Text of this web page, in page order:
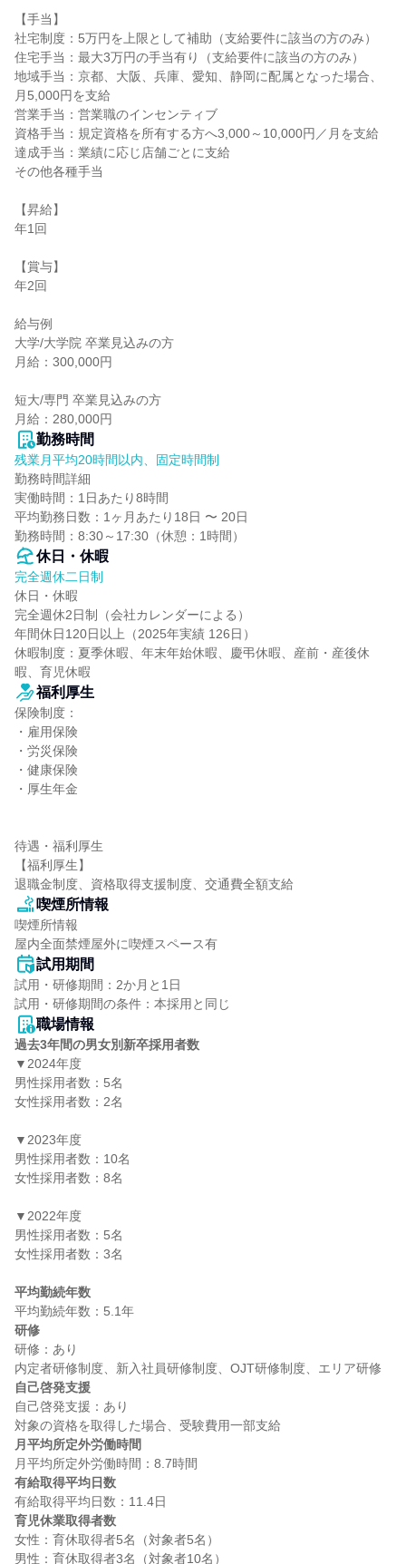
【手当】
社宅制度：5万円を上限として補助（支給要件に該当の方のみ）
住宅手当：最大3万円の手当有り（支給要件に該当の方のみ）
地域手当：京都、大阪、兵庫、愛知、静岡に配属となった場合、
月5,000円を支給
営業手当：営業職のインセンティブ
資格手当：規定資格を所有する方へ3,000～10,000円／月を支給
達成手当：業績に応じ店舗ごとに支給
その他各種手当
【昇給】
年1回
【賞与】
年2回
給与例
大学/大学院 卒業見込みの方
月給：300,000円
短大/専門 卒業見込みの方
月給：280,000円
勤務時間
残業月平均20時間以内、固定時間制
勤務時間詳細
実働時間：1日あたり8時間
平均勤務日数：1ヶ月あたり18日 〜 20日
勤務時間：8:30～17:30（休憩：1時間）
休日・休暇
完全週休二日制
休日・休暇
完全週休2日制（会社カレンダーによる）
年間休日120日以上（2025年実績 126日）
休暇制度：夏季休暇、年末年始休暇、慶弔休暇、産前・産後休
暇、育児休暇
福利厚生
保険制度：
・雇用保険
・労災保険
・健康保険
・厚生年金
待遇・福利厚生
【福利厚生】
退職金制度、資格取得支援制度、交通費全額支給
喫煙所情報
喫煙所情報
屋内全面禁煙屋外に喫煙スペース有
試用期間
試用・研修期間：2か月と1日
職場情報
過去3年間の男女別新卒採用者数
▼2024年度
男性採用者数：5名
女性採用者数：2名
▼2023年度
男性採用者数：10名
女性採用者数：8名
▼2022年度
男性採用者数：5名
女性採用者数：3名
平均勤続年数
研修
研修：あり
自己啓発支援
自己啓発支援：あり
月平均所定外労働時間
有給取得平均日数
育児休業取得者数
女性：育休取得者5名（対象者5名）